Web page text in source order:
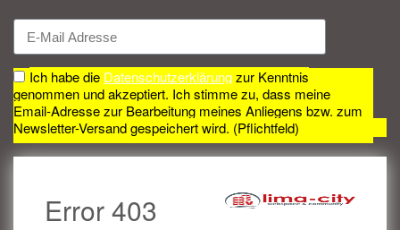
Ich habe die Datenschutzerklärungzur Kenntnis
genommen und akzeptiert. Ich stimme zu, dass meine
Email-Adresse zur Bearbeitung meines Anliegens bzw. zum
Newsletter-Versand gespeichert wird. (Pflichtfeld)
Error 403